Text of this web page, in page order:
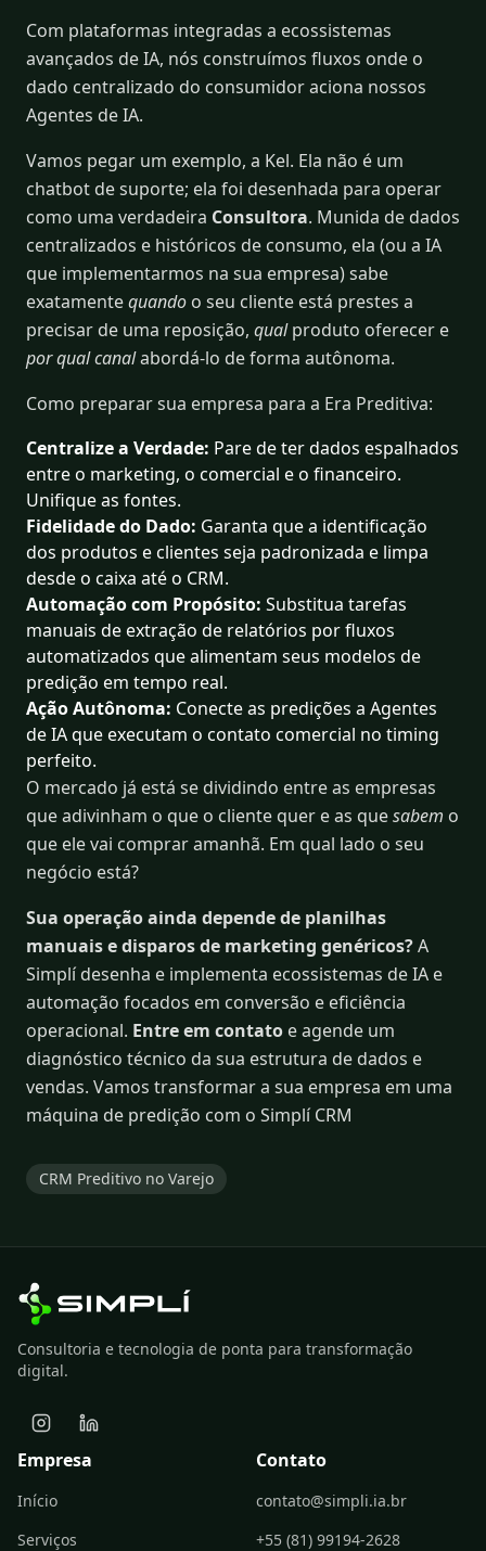
Com plataformas integradas a ecossistemas
avançados de IA, nós construímos fluxos onde o
dado centralizado do consumidor aciona nossos
Agentes de IA.
Vamos pegar um exemplo, a Kel. Ela não é um
chatbot de suporte; ela foi desenhada para operar
como uma verdadeira Consultora. Munida de dados
centralizados e históricos de consumo, ela (ou a IA
que implementarmos na sua empresa) sabe
exatamentequando o seu cliente está prestes a
precisar de uma reposição, qualproduto oferecer e
por qual canalabordá-lo de forma autônoma.
Como preparar sua empresa para a Era Preditiva:
Centralize a Verdade: Pare de ter dados espalhados
entre o marketing, o comercial e o financeiro.
Unifique as fontes.
Fidelidade do Dado: Garanta que a identificação
dos produtos e clientes seja padronizada e limpa
desde o caixa até o CRM.
Automação com Propósito: Substitua tarefas
manuais de extração de relatórios por fluxos
automatizados que alimentam seus modelos de
predição em tempo real.
Ação Autônoma: Conecte as predições a Agentes
de IA que executam o contato comercial no timing
perfeito.
O mercado já está se dividindo entre as empresas
que adivinham o que o cliente quer e as quesabem o
que ele vai comprar amanhã. Em qual lado o seu
negócio está?
Sua operação ainda depende de planilhas
manuais e disparos de marketing genéricos?A
Simplí desenha e implementa ecossistemas de IA e
automação focados em conversão e eficiência
operacional. Entre em contato e agende um
diagnóstico técnico da sua estrutura de dados e
vendas. Vamos transformar a sua empresa em uma
máquina de predição com o Simplí CRM
CRM Preditivo no Varejo
Consultoria e tecnologia de ponta para transformação
digital.
Empresa
Início
Serviços
Contato
contato@simpli.ia.br
+55 (81) 99194-2628